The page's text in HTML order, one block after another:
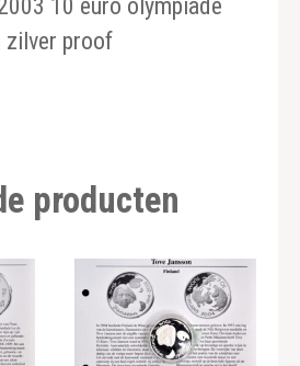
10 euro olympiade
zilver proof
producten